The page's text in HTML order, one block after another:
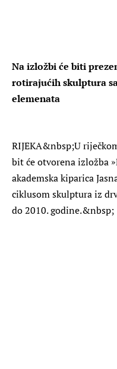
Na izložbi će biti
rotirajućih skulptura
elemenata
RIJEKA&nbsp;U
bit će otvorena izložba
akademska kiparica
ciklusom skulptura iz
do 2010. godine.&nbsp;